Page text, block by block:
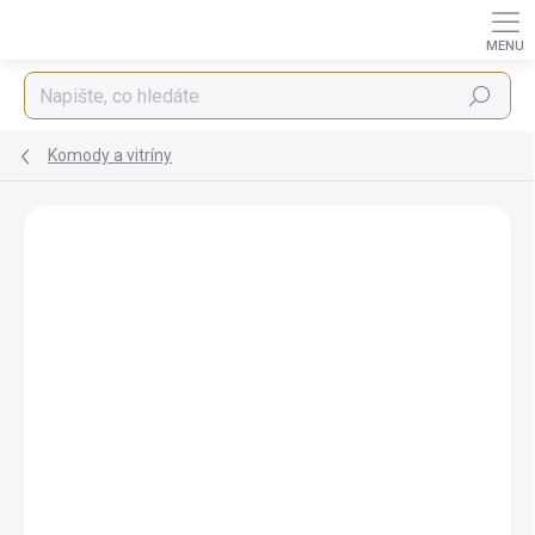
Hledat
Komody a vitríny